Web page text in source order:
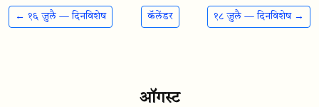
← १६ जुलै — दिनविशेष कॅलेंडर १८ जुलै — दिनविशेष →
ऑगस्ट